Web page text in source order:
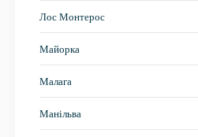
Лос Монтерос
Майорка
Малага
Манільва